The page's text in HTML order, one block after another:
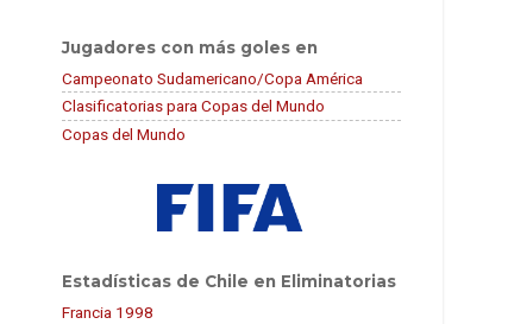
Jugadores con más goles en
Campeonato Sudamericano/Copa América
Clasificatorias para Copas del Mundo
Copas del Mundo
Estadísticas de Chile en Eliminatorias
Francia 1998